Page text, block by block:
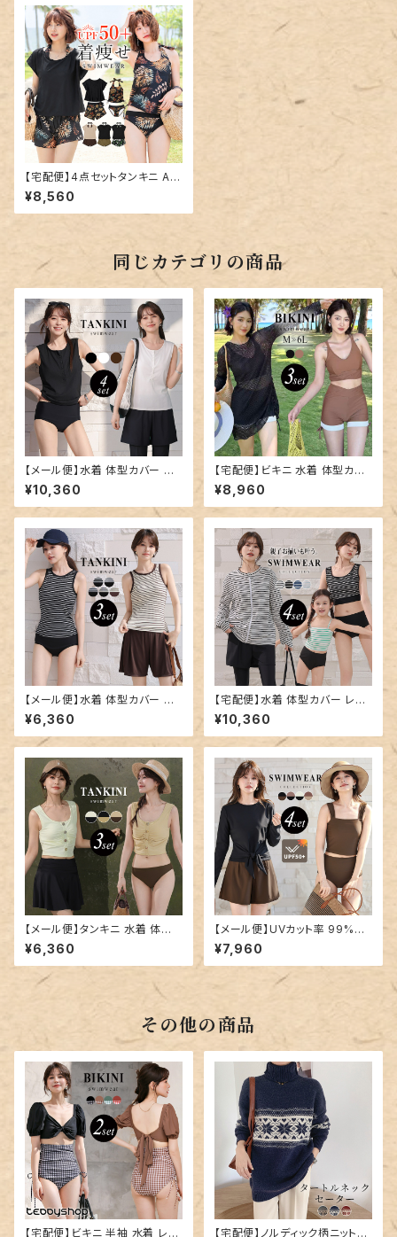
【宅配便】4点セットタンキニ A／
hys1618
¥8,560
同じカテゴリの商品
【メール便】水着 体型カバー レ
ディース ヘンリーネック レギン
ス ショートパンツ タンキニ 4点
セット／hys3436
¥10,360
【宅配便】ビキニ 水着 体型カバ
ー レディース 大きいサイズ／hy
s3411
¥8,960
【メール便】水着 体型カバー レ
ディース ボーダー タンキニ 3点
セット／hys3415
¥6,360
【宅配便】水着 体型カバー レデ
ィース ボーダー ラッシュガード
タンキニ 4点セット／hys3418
¥10,360
【メール便】タンキニ 水着 体型
カバー レディース ギャザー スカ
ート 洋服見え 4点セット／hys
3393
¥6,360
【メール便】UVカット率 99%以
上 水着 体型カバー レディース
ラッシュガード 長袖 タンキニ 4
点セット／hys3390
¥7,960
その他の商品
【宅配便】ビキニ 半袖 水着 レデ 【宅配便】ノルディック柄ニット／